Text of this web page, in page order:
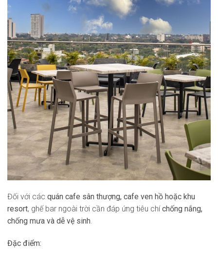
Đối với các quán cafe sân thượng, cafe ven hồ hoặc khu
resort, ghế bar ngoài trời cần đáp ứng tiêu chíchống nắng,
chống mưa và dễ vệ sinh
Đặc điểm: